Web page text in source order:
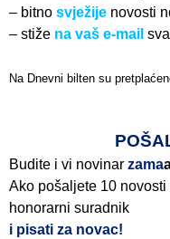
– bitno svježije novosti
– stiže na vaš e-mail
Na Dnevni bilten su
Budite i vi novinar zama
Ako pošaljete 10
honorarni suradnik
i pisati za novac!